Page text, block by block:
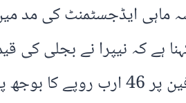
اضافہ سہ ماہی ایڈجسٹمنٹ کی مد
کے لئے ہو گا۔ ذرائع کا مزید کہنا ہے کہ
کا فیصلہ وفاقی حکومت کو بھجوا دیا۔ واضح رہے کہ بجلی کی قیمتوں